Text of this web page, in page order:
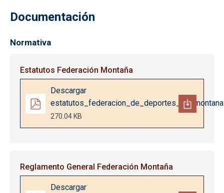
Documentación
Normativa
Estatutos Federación Montaña
Documento
Descargar
270.04 KB
Reglamento General Federación Montaña
Documento
Descargar